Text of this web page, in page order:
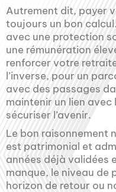
Autrement dit, payer
toujours un bon
avec une protection
une rémunération
renforcer votre
l’inverse, pour un
avec des passages
maintenir un lien
sécuriser l’avenir.
Le bon raisonnement
est patrimonial et
années déjà validées
manque, le niveau de
horizon de retour ou